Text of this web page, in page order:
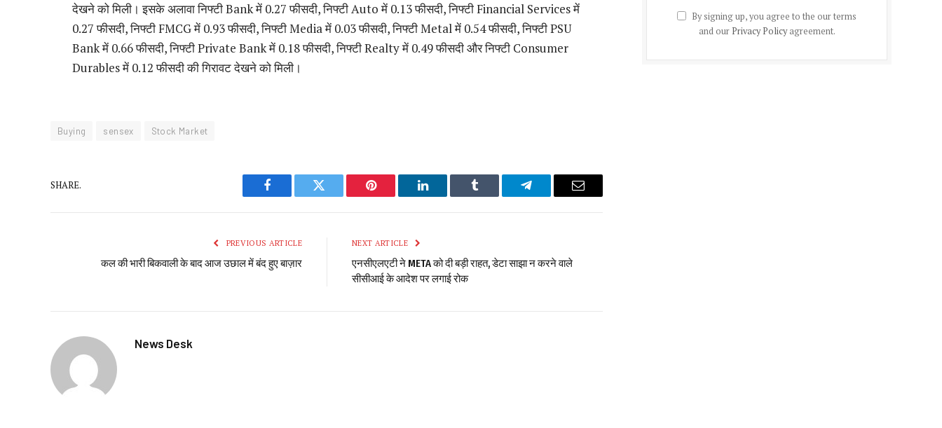
देखने को मिली। इसके अलावा निफ्टी Bank में 0.27 फीसदी, निफ्टी Auto में 0.13 फीसदी, निफ्टी Financial Services में
0.27 फीसदी, निफ्टी FMCG में 0.93 फीसदी, निफ्टी Media में 0.03 फीसदी, निफ्टी Metal में 0.54 फीसदी, निफ्टी PSU
Bank में 0.66 फीसदी, निफ्टी Private Bank में 0.18 फीसदी, निफ्टी Realty में 0.49 फीसदी और निफ्टी Consumer
Durables में 0.12 फीसदी की गिरावट देखने को मिली।
Buying sensex Stock Market
SHARE.
Facebook Twitter Pinterest LinkedIn Tumblr Telegram Email
PREVIOUS ARTICLE
कल की भारी बिकवाली के बाद आज उछाल में बंद हुए बाज़ार
NEXT ARTICLE
एनसीएलएटी ने META को दी बड़ी राहत, डेटा साझा न करने वाले
सीसीआई के आदेश पर लगाई रोक
News Desk
By signing up, you agree to the our terms
and our Privacy Policyagreement.